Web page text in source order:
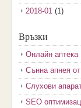
2018-01 (1)
2017-11
2017-10(3)
2017-08(3)
2017-07(1)
2017-06(2)
Връзки
Онлайн аптека
Сънна апнея
Слухови
SEO